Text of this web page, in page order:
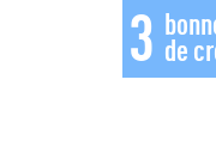
3 de